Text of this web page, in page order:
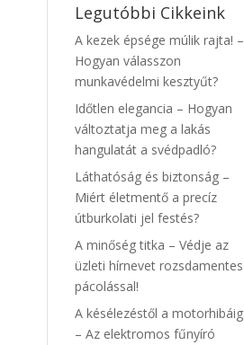
Legutóbbi Cikkeink
A kezek épsége múlik rajta! –
Hogyan válasszon
munkavédelmi kesztyűt?
Időtlen elegancia – Hogyan
változtatja meg a lakás
hangulatát a svédpadló?
Láthatóság és biztonság –
Miért életmentő a precíz
útburkolati jel festés?
A minőség titka – Védje az
üzleti hírnevet rozsdamentes
pácolással!
A késélezéstől a motorhibáig
– Az elektromos fűnyíró